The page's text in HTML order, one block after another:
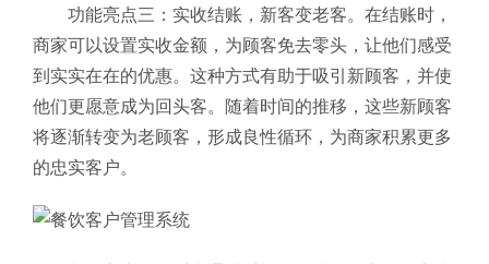
功能亮点三：实收结账，新客变老客。在结账时，
商家可以设置实收金额，为顾客免去零头，让他们感受
到实实在在的优惠。这种方式有助于吸引新顾客，并使
他们更愿意成为回头客。随着时间的推移，这些新顾客
将逐渐转变为老顾客，形成良性循环，为商家积累更多
的忠实客户。